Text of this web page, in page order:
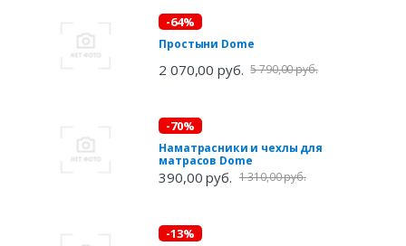
-64%
Простыни Dome
2 070,00 руб. 5 790,00 руб.
-70%
Наматрасники и чехлы для
матрасов Dome
390,00 руб. 1 310,00 руб.
-13%